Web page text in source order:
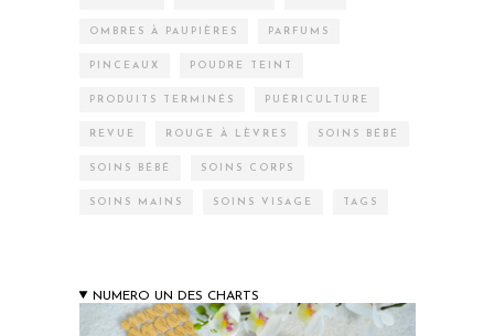
OMBRES À PAUPIÈRES PARFUMS
PINCEAUX POUDRE TEINT
PRODUITS TERMINÉS PUÉRICULTURE
REVUE ROUGE À LÈVRES SOINS BÉBÉ
SOINS BÉBÉ SOINS CORPS
SOINS MAINS SOINS VISAGE TAGS
NUMERO UN DES CHARTS